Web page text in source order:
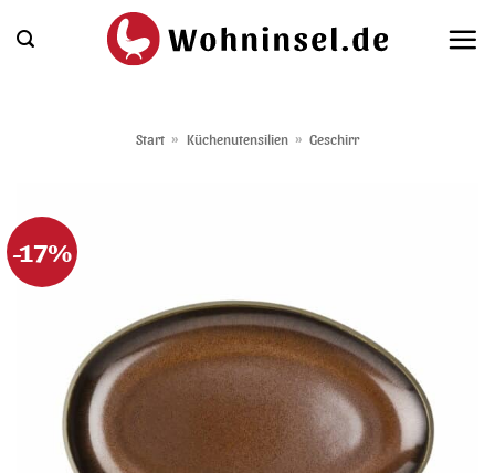
Inhalt
Start » Küchenutensilien » Geschirr
-17%